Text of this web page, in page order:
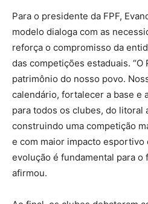
Para o presidente da FPF,
modelo dialoga com as
reforça o compromisso da
das competições estaduais. “O
patrimônio do nosso povo.
calendário, fortalecer a base e
para todos os clubes, do litoral
construindo uma competição
e com maior impacto esportivo
evolução é fundamental para o
afirmou.